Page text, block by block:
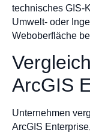
technisches GIS-
Umwelt- oder
Weboberfläche
ArcGIS
Unternehmen
ArcGIS